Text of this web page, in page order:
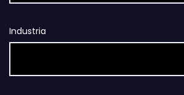
Industria